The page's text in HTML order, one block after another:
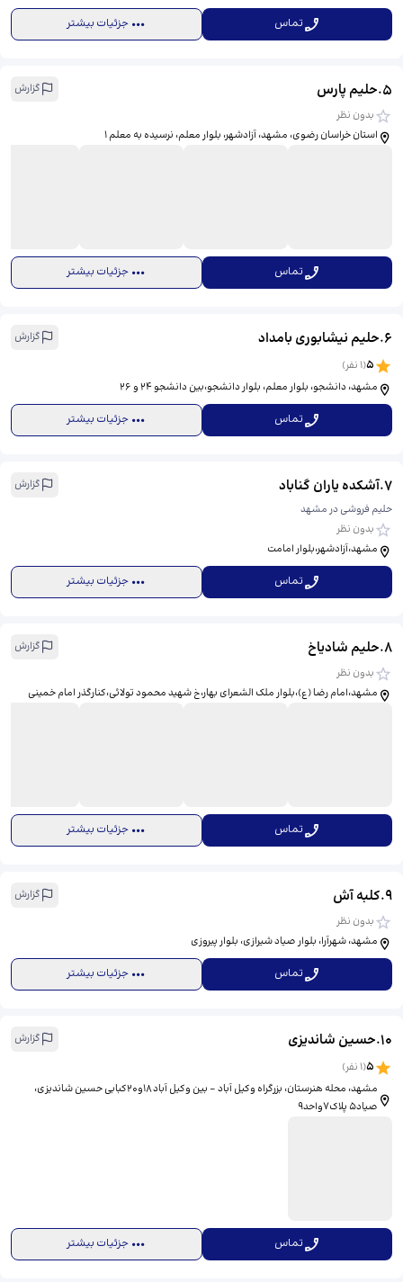
تماس جزئیات بیشتر
5
.حلیم پارس
گزارش
بدون نظر
استان خراسان رضوی، مشهد، آزادشهر، بلوار معلم، نرسیده به معلم ۱
تماس جزئیات بیشتر
6
.حلیم نیشابوری بامداد گزارش
5
(
1 نفر)
مشهد، دانشجو، بلوار معلم، بلوار دانشجو،بین دانشجو ۲۴ و ۲۶
تماس جزئیات بیشتر
7
.آشکده یاران گناباد
گزارش
حلیم فروشی در مشهد
بدون نظر
مشهد،آزادشهر،بلوار امامت
تماس جزئیات بیشتر
8
.حلیم شادیاخ
گزارش
بدون نظر
مشهد،امام رضا (ع)،بلوار ملک الشعرای بهار،خ شهید محمود تولائی،کنارگذر امام خمینی
تماس جزئیات بیشتر
9
.کلبه آش
گزارش
بدون نظر
مشهد، شهرآرا، بلوار صیاد شیرازی، بلوار پیروزی
تماس جزئیات بیشتر
10
.حسین شاندیزی گزارش
5
(
1 نفر)
مشهد، محله هنرستان، بزرگراه وکیل آباد - بین وکیل آباد ۱۸و۲۰کبابی حسین شاندیزی، ​
صیاد۵ پلاک۷واحد۹
تماس جزئیات بیشتر